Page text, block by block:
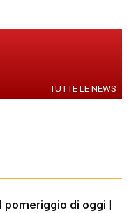
TUTTE LE NEWS
pomeriggio di oggi |